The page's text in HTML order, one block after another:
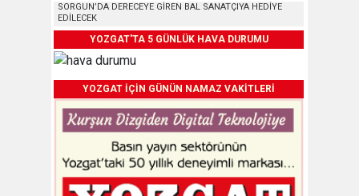
SORGUN’DA DERECEYE GİREN BAL SANATÇIYA HEDİYE
EDİLECEK
YOZGAT'TA 5 GÜNLÜK HAVA DURUMU
YOZGAT İÇİN GÜNÜN NAMAZ VAKİTLERİ